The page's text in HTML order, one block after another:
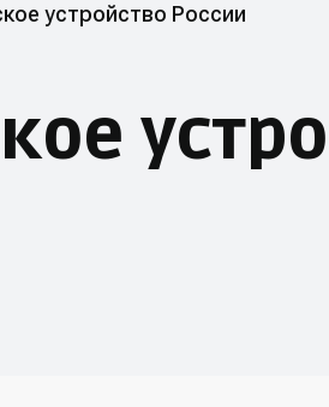
устройство России